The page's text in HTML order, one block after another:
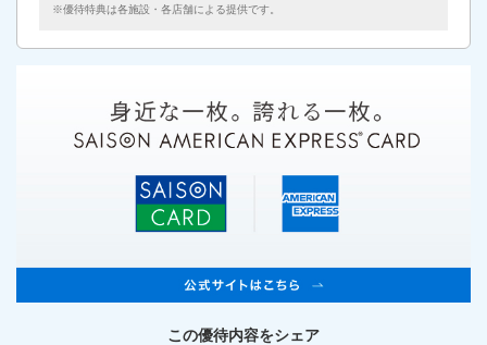
優待特典は各施設・各店舗による提供です。
この優待内容をシェア